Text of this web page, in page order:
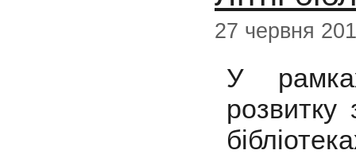
27 червня
У